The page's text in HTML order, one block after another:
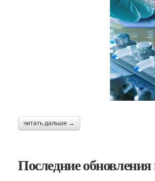
читать дальше →
Последние обновления